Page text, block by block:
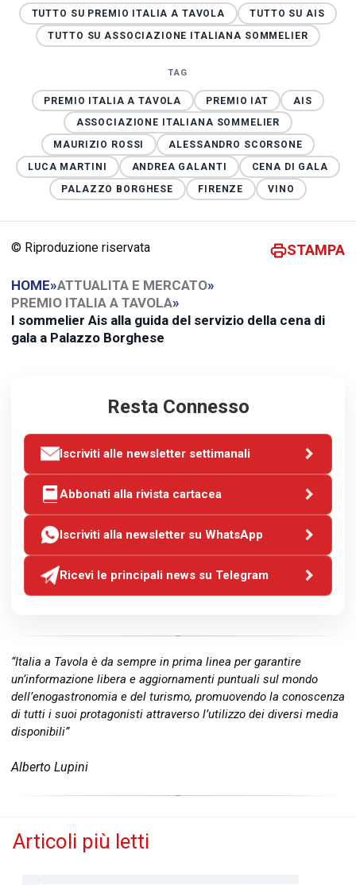
TUTTO SU PREMIO ITALIA A TAVOLA
TUTTO SU AIS
TUTTO SU ASSOCIAZIONE ITALIANA SOMMELIER
TAG
PREMIO ITALIA A TAVOLA PREMIO IAT
AIS
ASSOCIAZIONE ITALIANA SOMMELIER
MAURIZIO ROSSI
ALESSANDRO SCORSONE
LUCA MARTINI
ANDREA GALANTI
CENA DI GALA
PALAZZO BORGHESE
FIRENZE VINO
© Riproduzione riservata STAMPA
HOME»ATTUALITA E MERCATO»
PREMIO ITALIA A TAVOLA»
I sommelier Ais alla guida del servizio della cena di
gala a Palazzo Borghese
Resta Connesso
Iscriviti alle newsletter settimanali
Abbonati alla rivista cartacea
Iscriviti alla newsletter su WhatsApp
Ricevi le principali news su Telegram
“Italia a Tavola è da sempre in prima linea per garantire
un’informazione libera e aggiornamenti puntuali sul mondo
dell’enogastronomia e del turismo, promuovendo la conoscenza
di tutti i suoi protagonisti attraverso l’utilizzo dei diversi media
disponibili”
Alberto Lupini
Articoli più letti